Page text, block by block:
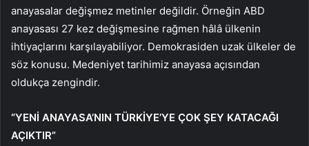
anayasalar değişmez metinler değildir. Örneğin ABD
anayasası 27 kez değişmesine rağmen hâlâ ülkenin
ihtiyaçlarını karşılayabiliyor. Demokrasiden uzak ülkeler de
söz konusu. Medeniyet tarihimiz anayasa açısından
oldukça zengindir.
“YENİ ANAYASA’NIN TÜRKİYE’YE ÇOK ŞEY KATACAĞI
AÇIKTIR”